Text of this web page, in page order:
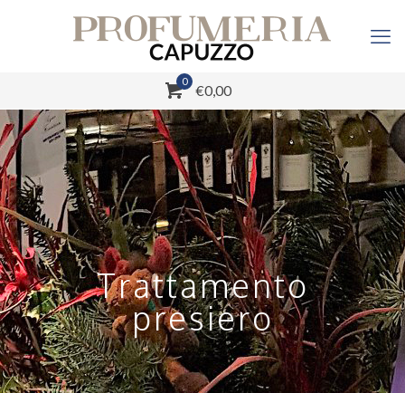
0
€0,00
Trattamento
presiero